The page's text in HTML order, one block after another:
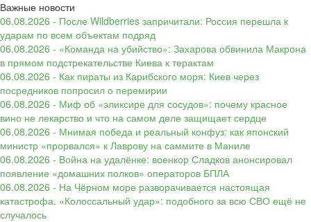
Важные новости
06.08.2026 - После Wildberries запричитали: Россия перешла к
ударам по всем объектам подряд
06.08.2026 - «Команда на убийство»: Захарова обвинила Макрона
в прямом подстрекательстве Киева к терактам
06.08.2026 - Как пираты из Карибского моря: Киев через
посредников попросил о перемирии
06.08.2026 - Миф об «эликсире для сосудов»: почему красное
вино не лекарство и что на самом деле защищает сердце
06.08.2026 - Мнимая победа и реальный конфуз: как японский
министр «прорвался» к Лаврову на саммите в Маниле
06.08.2026 - Война на удалёнке: военкор Сладков анонсировал
появление «домашних полков» операторов БПЛА
06.08.2026 - На Чёрном море разворачивается настоящая
катастрофа. «Колоссальный удар»: подобного за всю СВО ещё не
случалось